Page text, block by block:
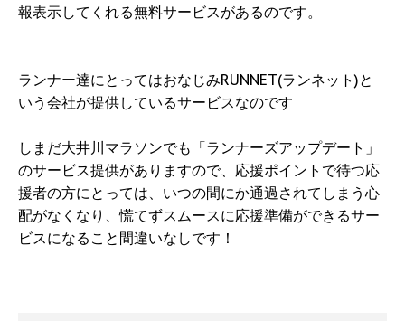
報表示してくれる無料サービスがあるのです。
ランナー達にとってはおなじみRUNNET(ランネット)と
いう会社が提供しているサービスなのです
しまだ大井川マラソンでも「ランナーズアップデート」
のサービス提供がありますので、応援ポイントで待つ応
援者の方にとっては、いつの間にか通過されてしまう心
配がなくなり、慌てずスムースに応援準備ができるサー
ビスになること間違いなしです！